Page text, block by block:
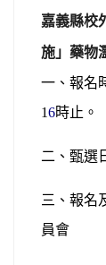
嘉義縣校
施」藥物
一、報名
16時止。
二、甄選
三、報名
員會